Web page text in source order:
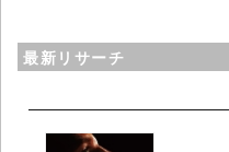
最新リサーチ